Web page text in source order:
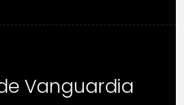
Vanguardia